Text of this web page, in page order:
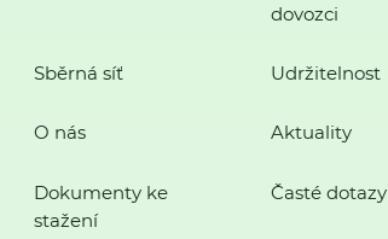
dovozci
Sběrná síť Udržitelnost
O nás Aktuality
Dokumenty ke
stažení
Časté dotazy